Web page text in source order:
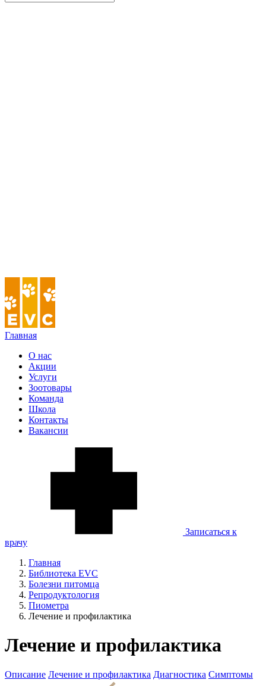
Главная
О нас
Акции
Услуги
Зоотовары
Команда
Школа
Контакты
Вакансии
Записаться к
врачу
Главная
Библиотека EVC
Болезни питомца
Репродуктология
Пиометра
Лечение и профилактика
Лечение и профилактика
Описание Лечение и профилактика Диагностика Симптомы